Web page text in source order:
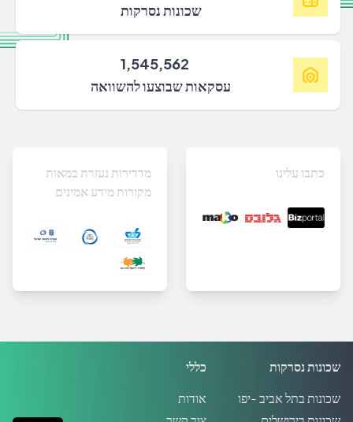
שכונות נסרקות
1,545,562
עסקאות שבוצעו להשוואה
מדדירות נעזרת במאות
מקורות מידע אמינים
כתבו עלינו
כללי
אודות
שכונות נסרקות
שכונות בתל אביב -יפו